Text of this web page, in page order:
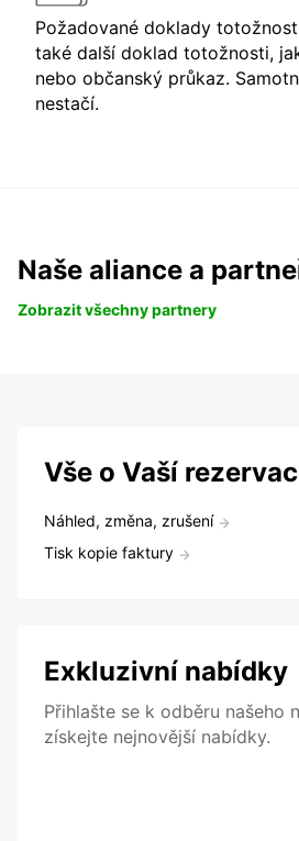
Požadované doklady
také další doklad totožnosti,
nebo občanský průkaz.
nestačí.
Naše aliance a
Zobrazit všechny partnery
Vše o Vaší
Náhled, změna, zrušení
Tisk kopie faktury
Exkluzivní nabídky
Přihlašte se k odběru našeho
získejte nejnovější nabídky.